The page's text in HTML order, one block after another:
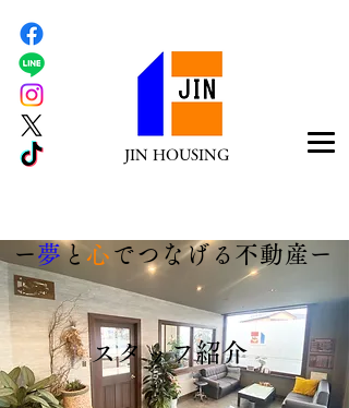
JIN HOUSING
​ー夢と心 でつなげる不動産ー
​スタッフ紹介